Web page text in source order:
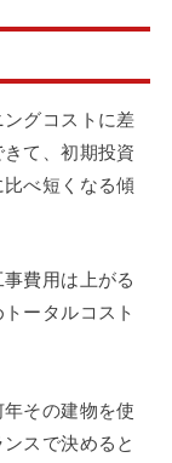
グコストに差
て、初期投資
べ短くなる傾
費用は上がる
ータルコスト
その建物を使
スで決めると